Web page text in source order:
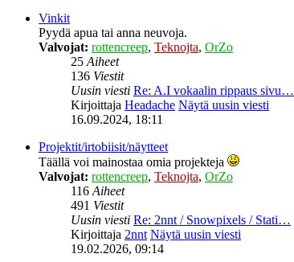
Vinkit
Pyydä apua tai anna neuvoja.
Valvojat: rottencreep, Teknojta, OrZo
25Aiheet
136 Viestit
Uusin viesti Re: A.I vokaalin rippaus sivu…
Kirjoittaja Headache Näytä uusin viesti
16.09.2024, 18:11
Projektit/irtobiisit/näytteet
Täällä voi mainostaa omia projekteja
Valvojat: rottencreep, Teknojta, OrZo
116Aiheet
491 Viestit
Uusin viesti Re: 2nnt / Snowpixels / Stati…
Kirjoittaja 2nnt Näytä uusin viesti
19.02.2026, 09:14